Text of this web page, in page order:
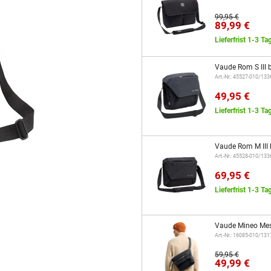
99,95 €
89,99 €
Lieferfrist 1-3
Vaude Rom S III
Art.-Nr.: 45527-010/
49,95 €
Lieferfrist 1-3
Vaude Rom M III
Art.-Nr.: 45528-010/
69,95 €
Lieferfrist 1-3
Vaude Mineo
Art.-Nr.: 16085-010/
59,95 €
49,99 €